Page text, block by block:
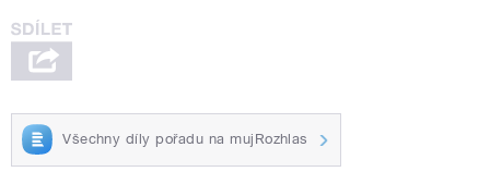
Všechny díly pořadu na mujRozhlas